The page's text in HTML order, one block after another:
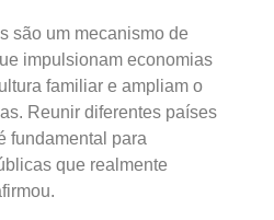
são um mecanismo de
impulsionam economias
familiar e ampliam o
Reunir diferentes países
fundamental para
que realmente